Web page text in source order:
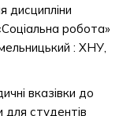
дисципліни
робота»
: ХНУ,
вказівки до
для студентів